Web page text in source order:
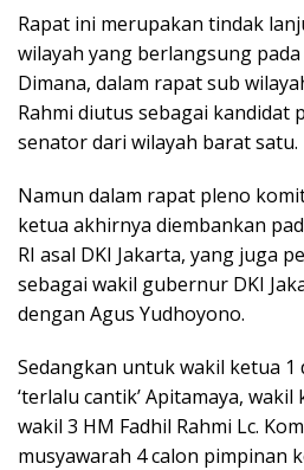
Rapat ini merupakan tindak
wilayah yang berlangsung pada
Dimana, dalam rapat sub
Rahmi diutus sebagai kandidat
senator dari wilayah barat satu.
Namun dalam rapat pleno
ketua akhirnya diembankan
RI asal DKI Jakarta, yang juga
sebagai wakil gubernur DKI
dengan Agus Yudhoyono.
Sedangkan untuk wakil ketua 1
‘terlalu cantik’ Apitamaya,
wakil 3 HM Fadhil Rahmi Lc.
musyawarah 4 calon pimpinan